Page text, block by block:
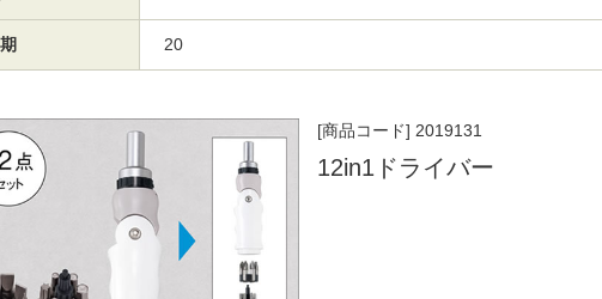
20
[商品コード] 2019131
12in1ドライバー